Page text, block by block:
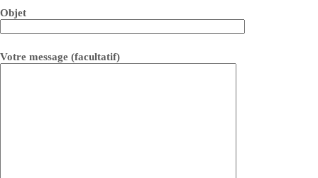
Objet
Votre message (facultatif)